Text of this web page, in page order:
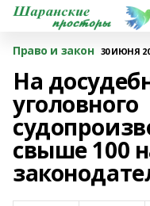
Право и закон 30 ИЮНЯ
На
уголовного
свыше 100